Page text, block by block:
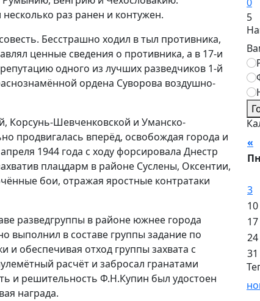
раз ранен и контужен.
Бесстрашно ходил в тыл противника,
ценные сведения о противника, а в 17-и
одного из лучших разведчиков 1-й
ордена Суворова воздушно-
Корсунь-Шевченковской и Уманско-
продвигалась вперёд, освобождая города и
1944 года с ходу форсировала Днестр
плацдарм в районе Суслены, Оксентии,
бои, отражая яростные контратаки
разведгруппы в районе южнее города
выполнил в составе группы задание по
и обеспечивая отход группы захвата с
расчёт и забросал гранатами
и решительность Ф.Н.Купин был удостоен
награда.
5
«
Пн
3
10
17
24
31